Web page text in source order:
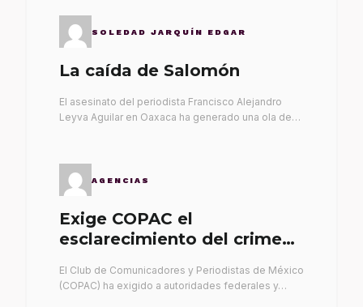
SOLEDAD JARQUÍN EDGAR
La caída de Salomón
El asesinato del periodista Francisco Alejandro
Leyva Aguilar en Oaxaca ha generado una ola de…
AGENCIAS
Exige COPAC el
esclarecimiento del crimen
El Club de Comunicadores y Periodistas de México
(COPAC) ha exigido a autoridades federales y…